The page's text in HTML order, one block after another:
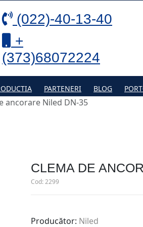
(022)-40-13-40
+
(373)68072224
PARTENERI BLOG
ancorare Niled DN-35
CLEMA DE
Cod:2299
Producător: Niled